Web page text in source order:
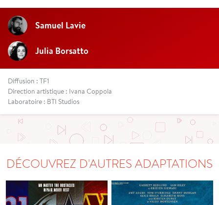
Samuel Lavie
Julia Borsatto
Diffusion : TF1
Direction artistique : Ivana Coppola
Laboratoire : BTI Studios
DÉCOUVREZ D'AUTRES ADAPTATIONS